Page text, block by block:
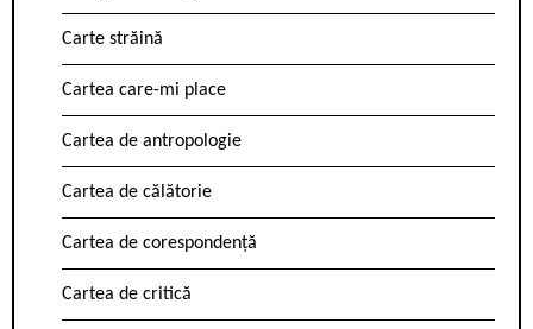
Carte străină
Cartea care-mi place
Cartea de antropologie
Cartea de călătorie
Cartea de corespondență
Cartea de critică